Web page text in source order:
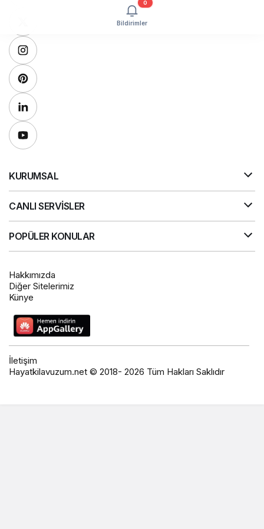
Bildirimler
0
KURUMSAL
CANLI SERVİSLER
POPÜLER KONULAR
Hakkımızda
Diğer Sitelerimiz
Künye
İletişim
Hayatkilavuzum.net © 2018- 2026 Tüm Hakları Saklıdır